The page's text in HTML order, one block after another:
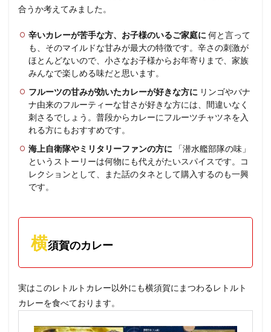
合うか考えてみました。
辛いカレーが苦手な方、お子様のいるご家庭に 何と言って
も、そのマイルドな甘みが最大の特徴です。辛さの刺激が
ほとんどないので、小さなお子様からお年寄りまで、家族
みんなで楽しめる味だと思います。
フルーツの甘みが効いたカレーが好きな方に リンゴやバナ
ナ由来のフルーティーな甘さが好きな方には、間違いなく
刺さるでしょう。普段からカレーにフルーツチャツネを入
れる方にもおすすめです。
海上自衛隊やミリタリーファンの方に 「潜水艦部隊の味」
というストーリーは何物にも代えがたいスパイスです。コ
レクションとして、また話のタネとして購入するのも一興
です。
横須賀のカレー
実はこのレトルトカレー以外にも横須賀にまつわるレトルト
カレーを食べております。